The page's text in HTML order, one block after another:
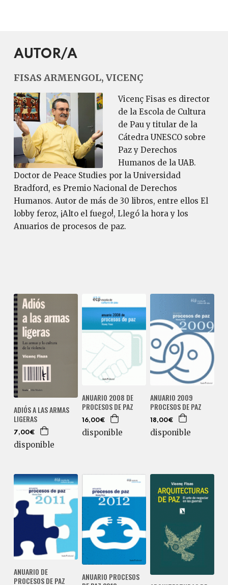
AUTOR/A
FISAS ARMENGOL, VICENÇ
Vicenç Fisas es director
de la Escola de Cultura
de Pau y titular de la
Cátedra UNESCO sobre
Paz y Derechos
Humanos de la UAB.
Doctor de Peace Studies por la Universidad
Bradford, es Premio Nacional de Derechos
Humanos. Autor de más de 30 libros, entre ellos El
lobby feroz, ¡Alto el fuego!, Llegó la hora y los
Anuarios de procesos de paz.
ADIÓS A LAS ARMAS
LIGERAS
7,00€
disponible
ANUARIO 2008 DE
PROCESOS DE PAZ
16,00€
disponible
ANUARIO 2009
PROCESOS DE PAZ
18,00€
disponible
ANUARIO DE
PROCESOS DE PAZ
ANUARIO PROCESOS